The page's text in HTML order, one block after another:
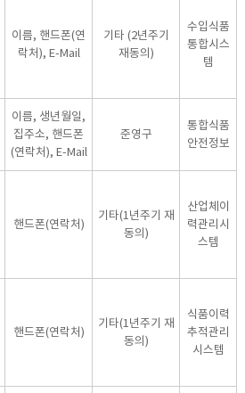
이름, 핸드폰(연
락처), E-Mail
기타 (2년주기
재동의)
수입식품
통합시스
템
이름, 생년월일,
집주소, 핸드폰
(연락처), E-Mail
준영구
통합식품
안전정보
핸드폰(연락처)
기타(1년주기 재
동의)
산업체이
력관리시
스템
핸드폰(연락처)
기타(1년주기 재
동의)
식품이력
추적관리
시스템